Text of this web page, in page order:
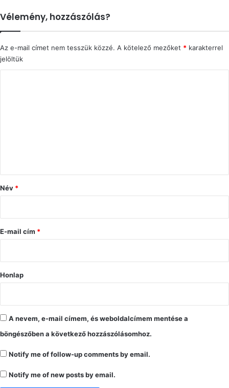
Vélemény, hozzászólás?
Az e-mail címet nem tesszük közzé. A kötelező mezőket * karakterrel
jelöltük
ó
s
Név *
E-mail cím *
Honlap
A nevem, e-mail címem, és weboldalcímem mentése a
böngészőben a következő hozzászólásomhoz.
Notify me of follow-up comments by email.
Notify me of new posts by email.